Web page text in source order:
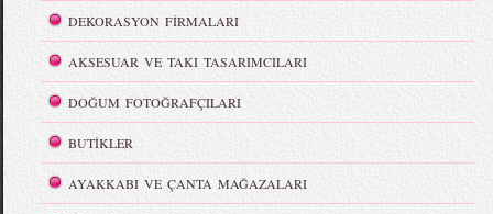
DEKORASYON FİRMALARI
AKSESUAR VE TAKI TASARIMCILARI
DOĞUM FOTOĞRAFÇILARI
BUTİKLER
AYAKKABI VE ÇANTA MAĞAZALARI